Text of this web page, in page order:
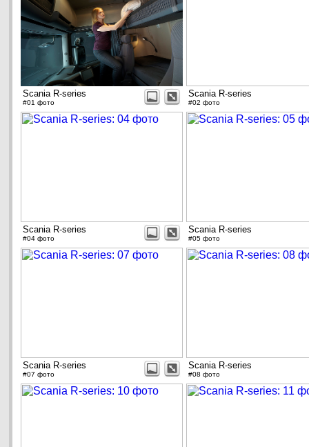
Scania R-series
#01 фото
Scania R-series
#02 фото
Scania R-series
#04 фото
Scania R-series
#05 фото
Scania R-series
#07 фото
Scania R-series
#08 фото